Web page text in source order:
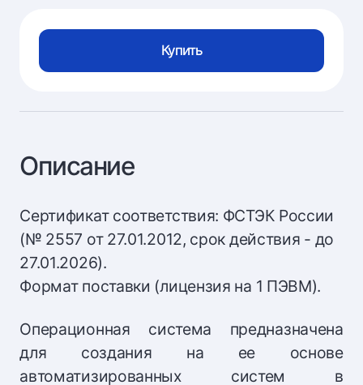
Купить
Описание
Сертификат соответствия: ФСТЭК России
(№ 2557 от 27.01.2012, срок действия - до
27.01.2026).
Формат поставки (лицензия на 1 ПЭВМ).
Операционная система предназначена
для создания на ее основе
автоматизированных систем в